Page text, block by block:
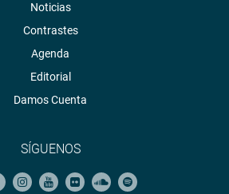
Noticias
Contrastes
Agenda
Editorial
Damos Cuenta
SÍGUENOS